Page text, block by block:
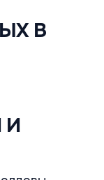
В
И